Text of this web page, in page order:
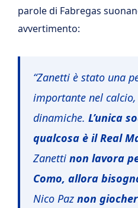
parole di Fabregas
avvertimento:
“Zanetti è stato una
importante nel calcio,
dinamiche. L’unica
qualcosa è il Real
Zanetti non lavora
Como, allora
Nico Paz non